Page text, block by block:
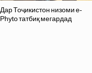
Дар Тоҷикистон низоми e-
Phyto татбиқ мегардад